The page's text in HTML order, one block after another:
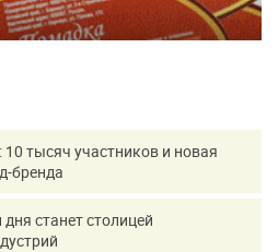
тысяч участников и новая
бренда
станет столицей